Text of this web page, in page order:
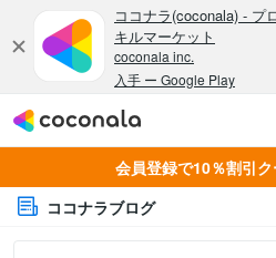
会員登録で10％割引ク
ココナラブログ